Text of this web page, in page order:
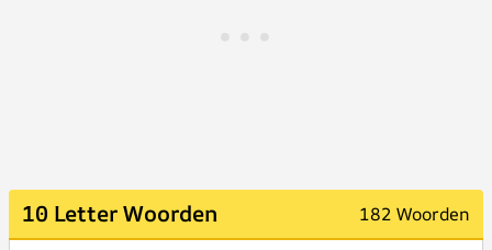
10 Letter Woorden 182 Woorden